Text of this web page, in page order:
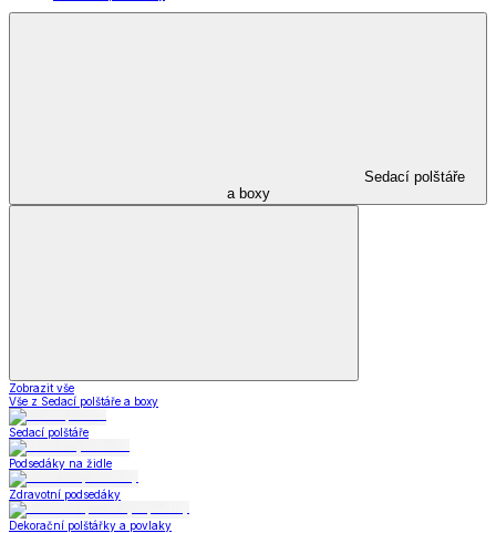
Sedací polštáře
a boxy
Zobrazit vše
Vše z Sedací polštáře a boxy
Sedací polštáře
Podsedáky na židle
Zdravotní podsedáky
Dekorační polštářky a povlaky